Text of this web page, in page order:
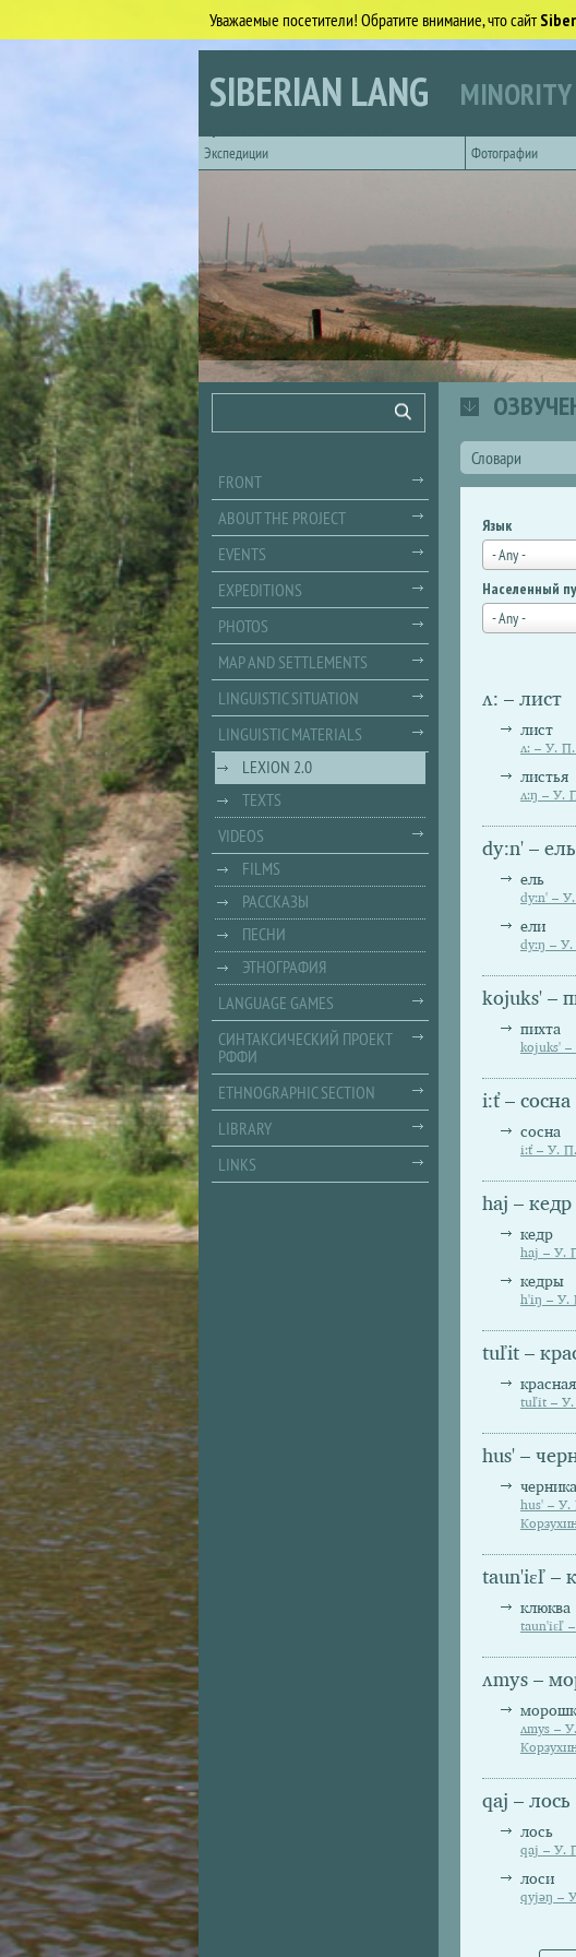
Уважаемые посетители! Обратите внимание, что сайт
SIBERIAN LANG MINORITY
Экспедиции
Фотографии
Словари
Язык
- Any -
Населенный
- Any -
ʌ: – лист
лист
ʌ: – У. П.
листья
ʌ:ŋ – У.
dy:n' – ель
ель
dy:n' –
ели
dy:ŋ – У.
kojuks' –
пихта
kojuks' –
i:ť – сосна
сосна
i:ť – У. П.
haj – кедр
кедр
haj – У.
кедры
h'iŋ – У.
tuľit –
tuľit – У.
hus' –
черника
hus' – У.
taun'iεľ –
клюква
taun'iεľ
ʌmys –
ʌmys –
qaj – лось
лось
qaj – У.
лоси
qyjəŋ –
Search
FRONT
ABOUT THE PROJECT
EVENTS
EXPEDITIONS
PHOTOS
MAP AND SETTLEMENTS
LINGUISTIC SITUATION
LINGUISTIC MATERIALS
LEXION 2.0
TEXTS
VIDEOS
FILMS
РАССКАЗЫ
ПЕСНИ
ЭТНОГРАФИЯ
LANGUAGE GAMES
СИНТАКСИЧЕСКИЙ ПРОЕКТ
РФФИ
ETHNOGRAPHIC SECTION
LIBRARY
LINKS